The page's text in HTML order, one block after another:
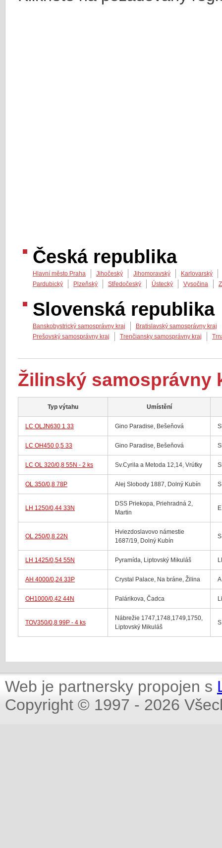
Česká republika
Hlavní město Praha Jihočeský Jihomoravský
Karlovarský
Pardubický
Plzeňský Středočeský Ústecký Vysočina
Slovenská republika
Banskobystrický samosprávny kraj
Bratislavský samosprávny kraj
Prešovský samosprávny kraj
Trenčiansky samosprávny kraj
Žilinský samosprávny
Typ výtahu Umístění
LC OLJN630 1 33 Gino Paradise, Bešeňová
LC OH450 0,5 33 Gino Paradise, Bešeňová
LC OL 320/0,8 55N - 2 ks Sv.Cyrila a Metoda 12,14, Vrútky
OL 350/0,8 78P Alej Slobody 1887, Dolný Kubín
LH 1250/0,44 33N
DSS Priekopa, Priehradná 2,
Martin
OL 250/0,8 22N
Hviezdoslavovo námestie
1687/19, Dolný Kubín
LH 1425/0,54 55N Pyramída, Liptovský Mikuláš
AH 4000/0,24 33P Crystal Palace, Na bráne, Žilina
OH1000/0,42 44N Palárikova, Čadca
TOV350/0,8 99P - 4 ks
Nábrežie 1747,1748,1749,1750,
Liptovský Mikuláš
Web je partnersky propojen s
Copyright © 1997 - 2026